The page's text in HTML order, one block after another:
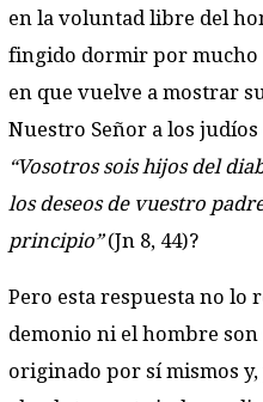
en la voluntad libre del
fingido dormir por mucho
en que vuelve a mostrar
Nuestro Señor a los
“Vosotros sois hijos del
los deseos de vuestro
principio”(Jn 8, 44)?
Pero esta respuesta no lo
demonio ni el hombre son
originado por sí mismos